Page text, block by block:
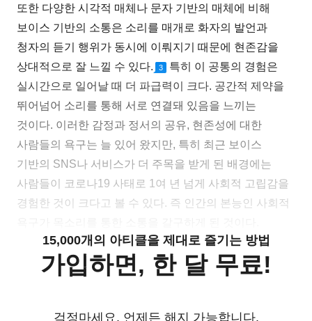
또한 다양한 시각적 매체나 문자 기반의 매체에 비해
보이스 기반의 소통은 소리를 매개로 화자의 발언과
청자의 듣기 행위가 동시에 이뤄지기 때문에 현존감을
상대적으로 잘 느낄 수 있다.
3
특히 이 공통의 경험은
실시간으로 일어날 때 더 파급력이 크다. 공간적 제약을
뛰어넘어 소리를 통해 서로 연결돼 있음을 느끼는
것이다. 이러한 감정과 정서의 공유, 현존성에 대한
사람들의 욕구는 늘 있어 왔지만, 특히 최근 보이스
기반의 SNS나 서비스가 더 주목을 받게 된 배경에는
사람들이 코로나19 사태로 1여 년 넘게 사회적 고립감을
경험한 것이 크다고 볼 수 있다. 즉 인간의 본능인 사회적
15,000개의 아티클을 제대로 즐기는 방법
가입하면, 한 달 무료!
걱정마세요. 언제든 해지 가능합니다.